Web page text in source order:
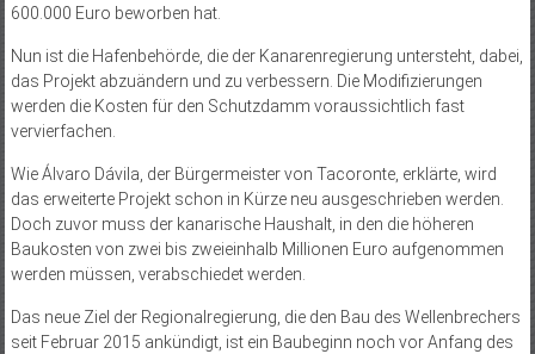
600.000 Euro beworben hat.
Nun ist die Hafenbehörde, die der Kanarenregierung untersteht, dabei,
das Projekt abzuändern und zu verbessern. Die Modifizierungen
werden die Kosten für den Schutzdamm voraussichtlich fast
vervierfachen.
Wie Álvaro Dávila, der Bürgermeister von Tacoronte, erklärte, wird
das erweiterte Projekt schon in Kürze neu ausgeschrieben werden.
Doch zuvor muss der kanarische Haushalt, in den die höheren
Baukosten von zwei bis zweieinhalb Millionen Euro aufgenommen
werden müssen, verabschiedet werden.
Das neue Ziel der Regionalregierung, die den Bau des Wellenbrechers
seit Februar 2015 ankündigt, ist ein Baubeginn noch vor Anfang des